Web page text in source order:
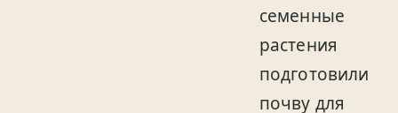
семенные
растения
подготовили
почву для